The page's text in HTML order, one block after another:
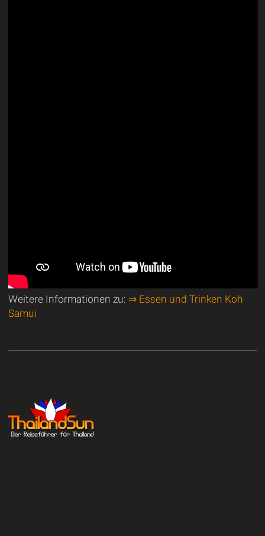
Weitere Informationen zu: ⇒ Essen und Trinken Koh
Samui